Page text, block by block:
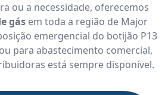
ou a necessidade, oferecemos
gásem toda a região de Major
emergencial do botijão P13
para abastecimento comercial,
está sempre disponível.